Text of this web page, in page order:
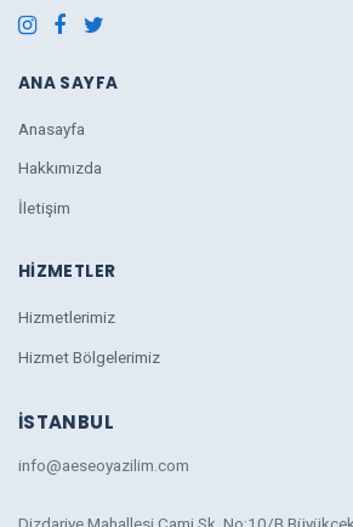
ANA SAYFA
Anasayfa
Hakkımızda
İletişim
HIZMETLER
Hizmetlerimiz
Hizmet Bölgelerimiz
İSTANBUL
info@aeseoyazilim.com